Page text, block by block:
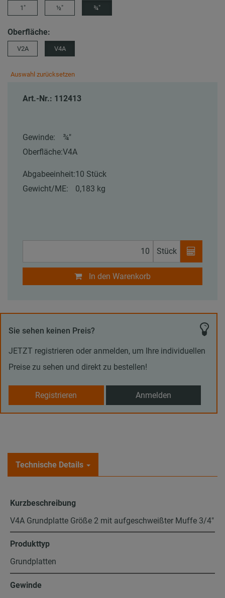
1″ ½″ ¾″
Oberfläche:
V2A V4A
Auswahl zurücksetzen
Art.-Nr.: 112413
Gewinde:
¾″
Oberfläche:V4A
Abgabeeinheit:10 Stück
Gewicht/ME:
0,183 kg
Stück
In den Warenkorb
Sie sehen keinen Preis?
JETZT registrieren oder anmelden, um Ihre individuellen
Preise zu sehen und direkt zu bestellen!
Registrieren Anmelden
Technische Details
Kurzbeschreibung
V4A Grundplatte Größe 2 mit aufgeschweißter Muffe 3/4"
Produkttyp
Grundplatten
Gewinde